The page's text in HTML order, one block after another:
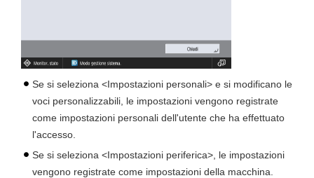
Se si seleziona <Impostazioni personali> e si modificano le
voci personalizzabili, le impostazioni vengono registrate
come impostazioni personali dell'utente che ha effettuato
l'accesso.
Se si seleziona <Impostazioni periferica>, le impostazioni
vengono registrate come impostazioni della macchina.